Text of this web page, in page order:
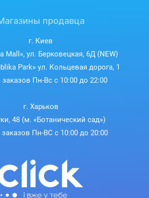
продавца
г. Киев
Mall», ул. Берковецкая, 6Д (NEW)
Park» ул. Кольцевая дорога, 1
Пн-Вс с 10:00 до 22:00
г. Харьков
48 (м. «Ботанический сад»)
Пн-ВС с 10:00 до 20:00